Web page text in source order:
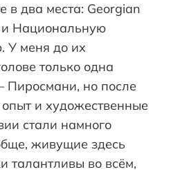
в два места: Georgian
и Национальную
У меня до их
только одна
но после
и художественные
стали намного
живущие здесь
талантливы во всём,